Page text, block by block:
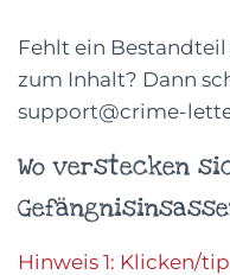
Fehlt ein
zum Inhalt? Dann
support@crime-
Wo verstecken
Hinweis 1: Klicken/